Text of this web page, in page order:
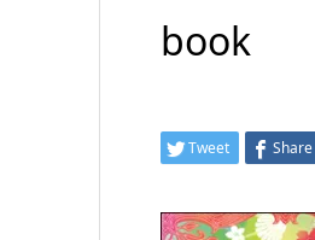
book
Tweet Share